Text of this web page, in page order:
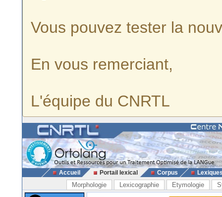
Vous pouvez tester la
En vous remerciant,
L'équipe du CNRTL
Accueil Portail lexical Corpus
Morphologie Lexicographie Etymologie